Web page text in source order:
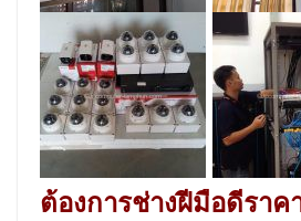
ต้องการช่างฝีมือดีรา